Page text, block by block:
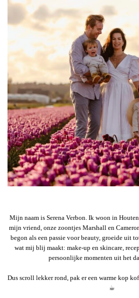
Mijn naam is Serena Verbon. Ik woon in
mijn vriend, onze zoontjes Marshall en
begon als een passie voor beauty, groeide uit
wat mij blij maakt: make-up en skincare,
persoonlijke momenten uit het
Dus scroll lekker rond, pak er een warme kop
☕︎